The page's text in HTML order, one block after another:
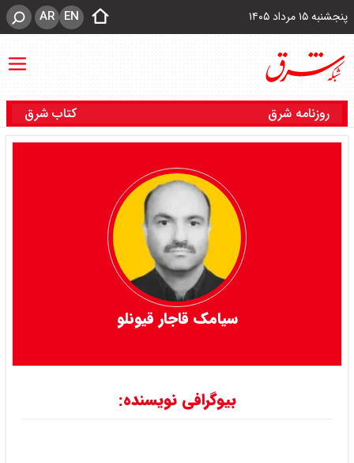
پنجشنبه ۱۵ مرداد ۱۴۰۵ EN
AR
روزنامه شرق کتاب شرق
سیامک قاجار قیونلو
بیوگرافی نویسنده: